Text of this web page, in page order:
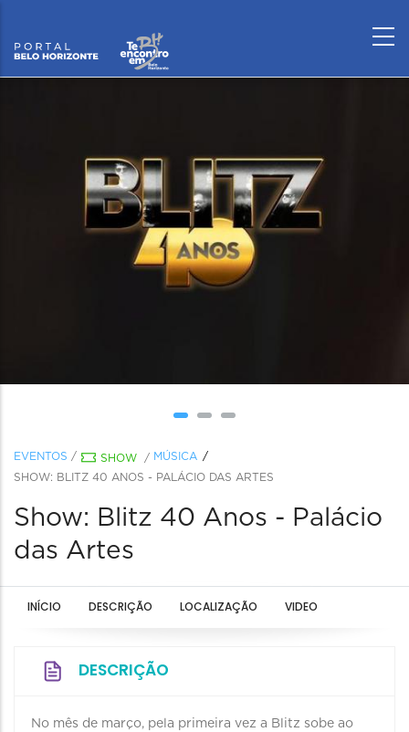
EVENTOS / SHOW / MÚSICA
SHOW: BLITZ 40 ANOS - PALÁCIO DAS ARTES
Show: Blitz 40 Anos - Palácio
das Artes
INÍCIO DESCRIÇÃO LOCALIZAÇÃO VIDEO
DESCRIÇÃO
No mês de março, pela primeira vez a Blitz sobe ao